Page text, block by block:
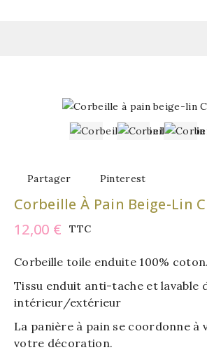
Partager Pinterest
Corbeille À Pain Beige-Lin
12,00 €
TTC
Corbeille toile enduite 100% coton.
Tissu enduit anti-tache et lavable
intérieur/extérieur
La panière à pain se coordonne à
votre décoration.